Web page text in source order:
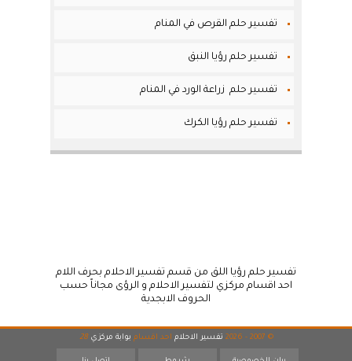
تفسير حلم القرص في المنام
تفسير حلم رؤيا النبق
تفسير حلم زراعة الورد في المنام
تفسير حلم رؤيا الكرك
تفسير حلم رؤيا اللق من قسم تفسير الاحلام بحرف اللام
احد اقسام مركزي لتفسير الاحلام و الرؤى مجاناً حسب
الحروف الابجدية
© 2007 - 2026 تفسير الاحلام احد اقسام بوابة مركزي 28